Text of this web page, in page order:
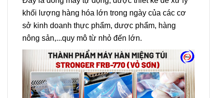
khối lượng hàng hóa lớn trong ngày của các cơ
sở kinh doanh thực phẩm, dược phẩm, hàng
nông sản,...quy mô từ nhỏ đến lớn.